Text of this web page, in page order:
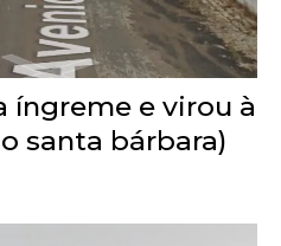
íngreme e virou à
santa bárbara)